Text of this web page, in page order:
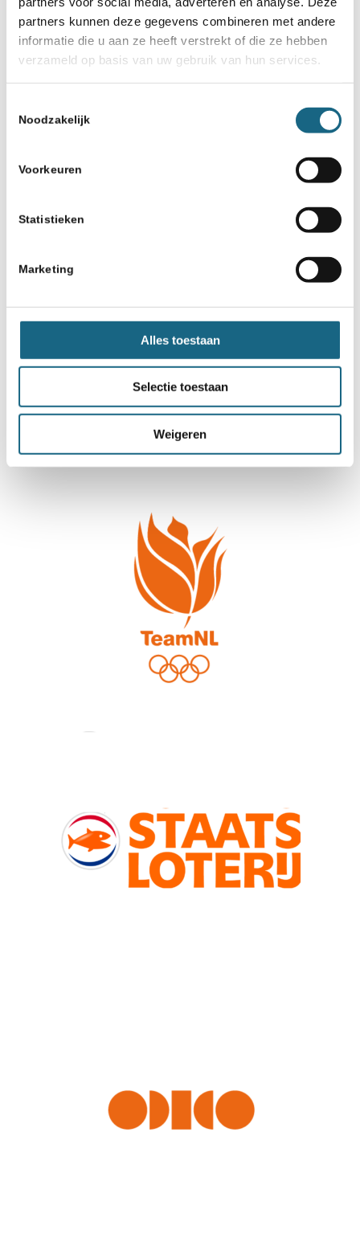
partners kunnen deze gegevens combineren met andere
informatie die u aan ze heeft verstrekt of die ze hebben
verzameld op basis van uw gebruik van hun services.
Noodzakelijk
Voorkeuren
Statistieken
Marketing
Alles toestaan
Selectie toestaan
Weigeren
ChessZebra Challenge
20 november 2018
Geplaatsten 2e kwalificatie NK
Schaakbond.nl wordt mede mogelijk